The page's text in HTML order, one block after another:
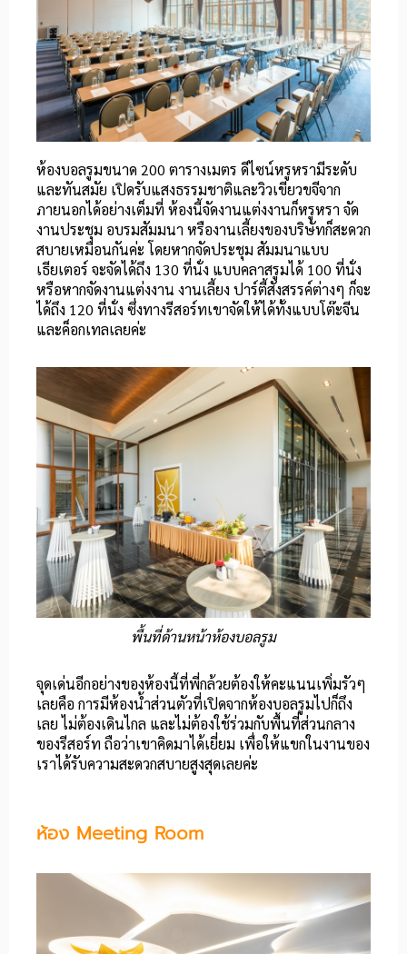
ห้องบอลรูมขนาด 200 ตารางเมตร ดีไซน์หรูหรามีระดับ
และทันสมัย เปิดรับแสงธรรมชาติและวิวเขียวขจีจาก
ภายนอกได้อย่างเต็มที่ ห้องนี้จัดงานแต่งงานก็หรูหรา จัด
งานประชุม อบรมสัมมนา หรืองานเลี้ยงของบริษัทก็สะดวก
สบายเหมือนกันค่ะ โดยหากจัดประชุม สัมมนาแบบ
เธียเตอร์ จะจัดได้ถึง 130 ที่นั่ง แบบคลาสรูมได้ 100 ที่นั่ง
หรือหากจัดงานแต่งงาน งานเลี้ยง ปาร์ตี้สังสรรค์ต่างๆ ก็จะ
ได้ถึง 120 ที่นั่ง ซึ่งทางรีสอร์ทเขาจัดให้ได้ทั้งแบบโต๊ะจีน
และค็อกเทลเลยค่ะ
พื้นที่ด้านหน้าห้องบอลรูม
จุดเด่นอีกอย่างของห้องนี้ที่พี่กล้วยต้องให้คะแนนเพิ่มรัวๆ
เลยคือ การมีห้องน้ำส่วนตัวที่เปิดจากห้องบอลรูมไปก็ถึง
เลย ไม่ต้องเดินไกล และไม่ต้องใช้ร่วมกับพื้นที่ส่วนกลาง
ของรีสอร์ท ถือว่าเขาคิดมาได้เยี่ยม เพื่อให้แขกในงานของ
เราได้รับความสะดวกสบายสูงสุดเลยค่ะ
ห้อง Meeting Room